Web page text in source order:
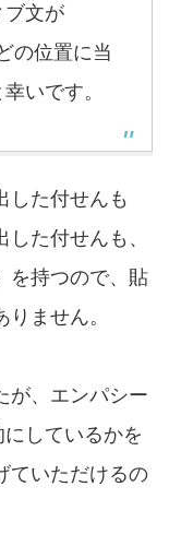
ブ文が
の位置に当
いです。
した付せんも
た付せんも、
を持つので、貼
ません。
が、エンパシー
しているかを
ていただけるの